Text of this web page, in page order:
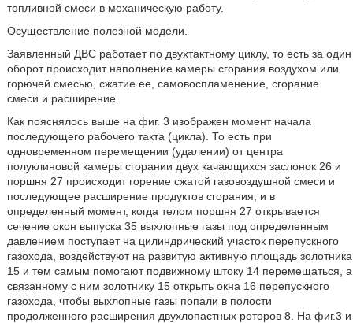
топливной смеси в механическую работу.
Осуществление полезной модели.
Заявленный ДВС работает по двухтактному циклу, то есть за один
оборот происходит наполнение камеры сгорания воздухом или
горючей смесью, сжатие ее, самовоспламенение, сгорание
смеси и расширение.
Как пояснялось выше на фиг. 3 изображен момент начала
последующего рабочего такта (цикла). То есть при
одновременном перемещении (удалении) от центра
полуклиновой камеры сгорании двух качающихся заслонок 26 и
поршня 27 происходит горение сжатой газовоздушной смеси и
последующее расширение продуктов сгорания, и в
определенный момент, когда телом поршня 27 открывается
сечение окон выпуска 35 выхлопные газы под определенным
давлением поступает на цилиндрический участок перепускного
газохода, воздействуют на развитую активную площадь золотника
15 и тем самым помогают подвижному штоку 14 перемещаться, а
связанному с ним золотнику 15 открыть окна 16 перепускного
газохода, чтобы выхлопные газы попали в полости
продолженного расширения двухлопастных роторов 8. На фиг.3 и